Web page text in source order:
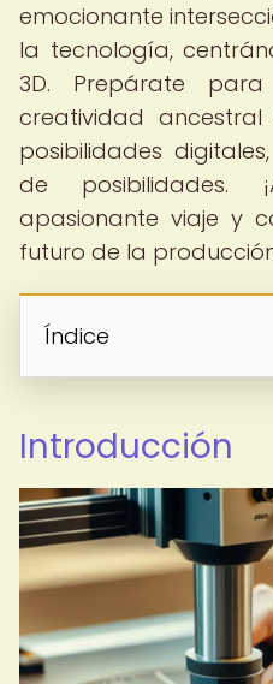
emocionante
la tecnología,
3D. Prepárate
creatividad
posibilidades
de posibilidades.
apasionante viaje y
futuro de la
Índice
Introducción